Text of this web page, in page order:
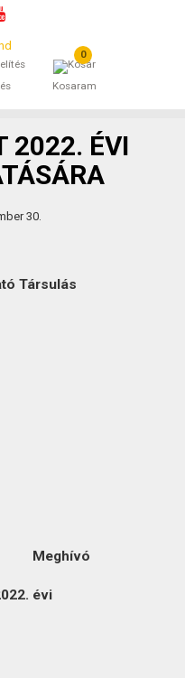
0
Kosaram
2022. ÉVI
30.
Társulás
Meghívó
évi